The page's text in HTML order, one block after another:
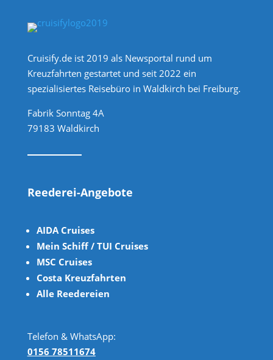
Cruisify.de ist 2019 als Newsportal rund um
Kreuzfahrten gestartet und seit 2022 ein
spezialisiertes Reisebüro in Waldkirch bei Freiburg.
Fabrik Sonntag 4A
79183 Waldkirch
Reederei-Angebote
AIDA Cruises
Mein Schiff / TUI Cruises
MSC Cruises
Costa Kreuzfahrten
Alle Reedereien
Telefon & WhatsApp:
0156 78511674